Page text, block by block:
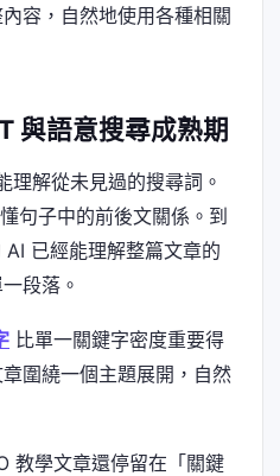
容，自然地使用各種相關
與語意搜尋成熟期
理解從未見過的搜尋詞。
句子中的前後文關係。到
已經能理解整篇文章的
段落。
比單一關鍵字密度重要得
圍繞一個主題展開，自然
教學文章還停留在「關鍵